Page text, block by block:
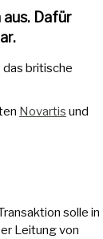
Dafür
britische
Novartis und
solle in
Leitung von